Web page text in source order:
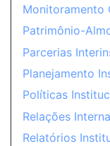
Monitoramento
Patrimônio-
Parcerias
Planejamento
Políticas
Relações
Relatórios